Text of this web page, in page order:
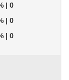
| 0
| 0
| 0